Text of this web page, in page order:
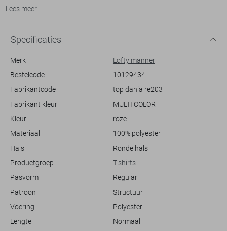
het ideaal maakt voor een zomerse dag. De levendige
vrolijke uitstraling, waardoor het een echte eyecatcher is in je
garderobe.
Dankzij de casual stijl kun je dit T-shirt gemakkelijk combineren met
Of je nu een dagje naar het strand gaat of een informele lunch hebt,
dit veelzijdige ontwerp past bij verschillende situaties. De normale
lengte en comfortabele pasvorm zorgen ervoor dat je je de hele dag
dit T-shirt een vleugje kleur en plezier toe aan je dagelijkse outfits.
Lees meer
Specificaties
Merk
Lofty manner
Bestelcode
10129434
Fabrikantcode
top dania re203
Fabrikant kleur
MULTI COLOR
Kleur
roze
Materiaal
100% polyester
Hals
Ronde hals
Productgroep
T-shirts
Pasvorm
Regular
Patroon
Structuur
Voering
Polyester
Lengte
Normaal